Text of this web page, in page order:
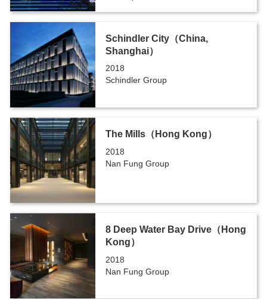
Schindler City（China,
Shanghai）
2018
Schindler Group
The Mills（Hong Kong）
2018
Nan Fung Group
8 Deep Water Bay Drive（Hong
Kong）
2018
Nan Fung Group